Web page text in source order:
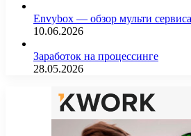
Envybox — обзор мульти сервиса
10.06.2026
Заработок на процессинге
28.05.2026